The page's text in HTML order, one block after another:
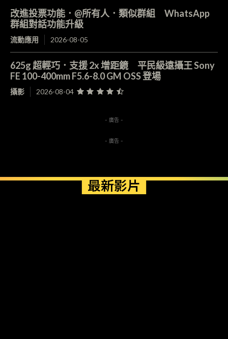
改進投票功能．@所有人．類似群組 WhatsApp
群組對話功能升級
流動應用 2026-08-05
625g 超輕巧．支援 2x 增距鏡 平民級遠攝王 Sony
FE 100-400mm F5.6-8.0 GM OSS 登場
攝影 2026-08-04
- 廣告 -
- 廣告 -
最新影片